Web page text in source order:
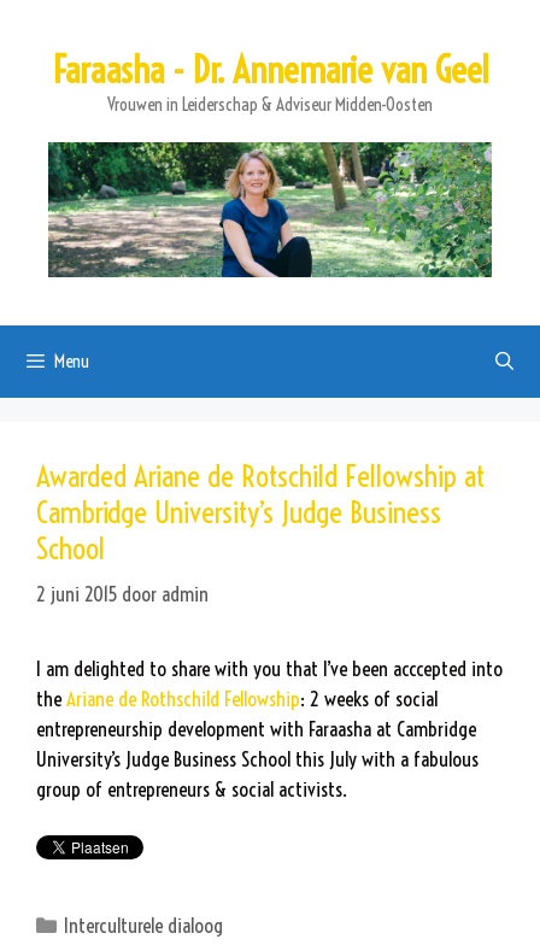
Faraasha - Dr. Annemarie van Geel
Vrouwen in Leiderschap & Adviseur Midden-Oosten
Menu
Awarded Ariane de Rotschild Fellowship at
Cambridge University’s Judge Business
School
2 juni 2015 door admin
I am delighted to share with you that I’ve been acccepted into
theAriane de Rothschild Fellowship: 2 weeks of social
entrepreneurship development with Faraasha at Cambridge
University’s Judge Business School this July with a fabulous
group of entrepreneurs & social activists.
Categorieën
Interculturele dialoog